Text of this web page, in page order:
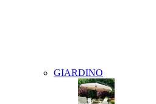
GIARDINO